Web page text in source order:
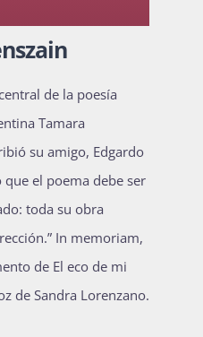
2027-1
de la poesía
Tamara
su amigo, Edgardo
que el poema debe ser
toda su obra
In memoriam,
de El eco de mi
de Sandra Lorenzano.